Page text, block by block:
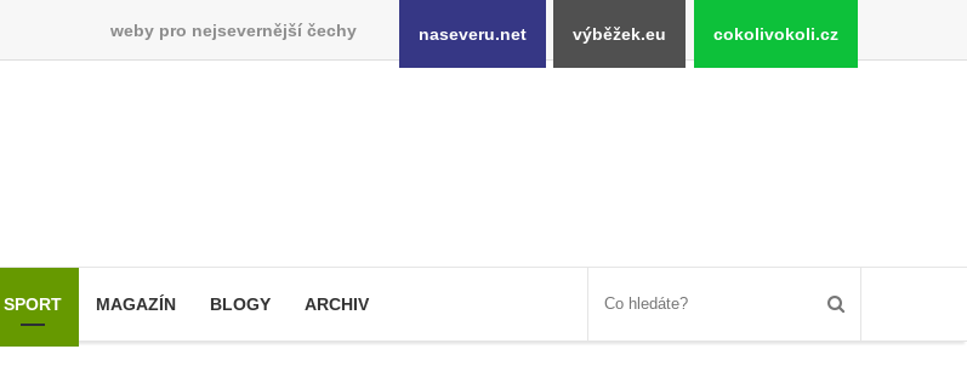
weby pro nejsevernější čechy naseveru.net výběžek.eu cokolivokoli.cz
SPORT MAGAZÍN BLOGY ARCHIV